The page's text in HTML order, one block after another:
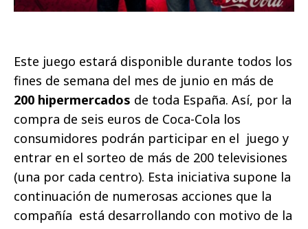
Este juego estará disponible durante todos los
fines de semana del mes de junio en más de
200 hipermercados de toda España. Así, por la
compra de seis euros de Coca-Cola los
consumidores podrán participar en el juego y
entrar en el sorteo de más de 200 televisiones
(una por cada centro). Esta iniciativa supone la
continuación de numerosas acciones que la
compañía está desarrollando con motivo de la